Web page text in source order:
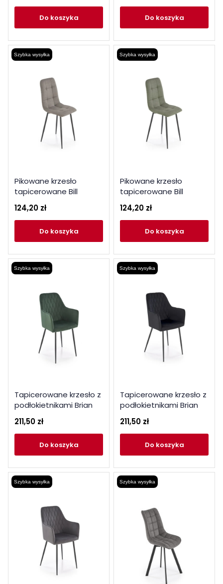
do koszyka do koszyka
Szybka wysyłka
Pikowane krzesło
tapicerowane Bill
124,20 zł
do koszyka
Szybka wysyłka
Pikowane krzesło
tapicerowane Bill
124,20 zł
do koszyka
Szybka wysyłka
Tapicerowane krzesło z
podłokietnikami Brian
211,50 zł
do koszyka
Szybka wysyłka
Tapicerowane krzesło z
podłokietnikami Brian
211,50 zł
do koszyka
Szybka wysyłka Szybka wysyłka